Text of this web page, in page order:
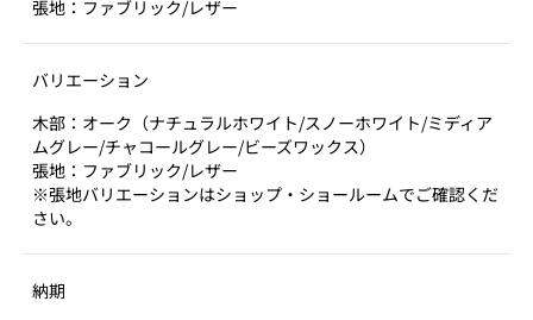
張地：ファブリック/レザー
バリエーション
木部：オーク（ナチュラルホワイト/スノーホワイト/ミディア
ムグレー/チャコールグレー/ビーズワックス）
張地：ファブリック/レザー
※張地バリエーションはショップ・ショールームでご確認くだ
さい。
納期